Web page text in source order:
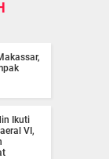
Ikuti
VI,